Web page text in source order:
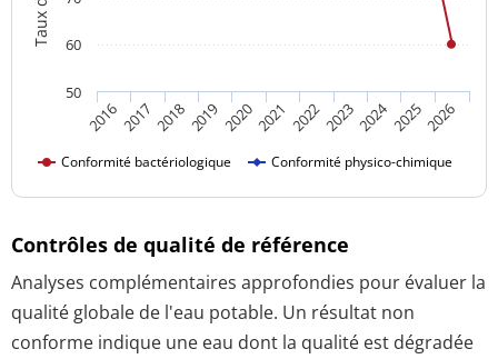
Conformité bactériologique Conformité physico-chimique
20162017 2018201920202021 20222023202420252026
50
60
Contrôles de qualité de référence
Analyses complémentaires approfondies pour évaluer la
qualité globale de l'eau potable. Un résultat non
conforme indique une eau dont la qualité est dégradée